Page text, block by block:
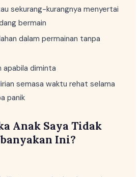
sekurang-kurangnya menyertai
bermain
dalam permainan tanpa
apabila diminta
semasa waktu rehat selama
panik
Anak Saya Tidak
Ini?